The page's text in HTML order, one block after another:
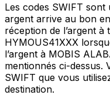
Les codes SWIFT
argent arrive au bon
réception de l’argent
HYMOUS41XXX
l’argent à MOBIS
mentionnés ci-dessus.
SWIFT que vous
destination.